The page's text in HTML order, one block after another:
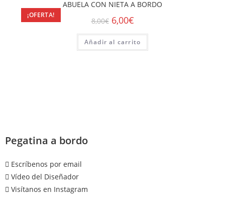
¡OFERTA!
ABUELA CON NIETA A BORDO
8,00€ 6,00€
Añadir al carrito
Pegatina a bordo
Escríbenos por email
Vídeo del Diseñador
Visítanos en Instagram